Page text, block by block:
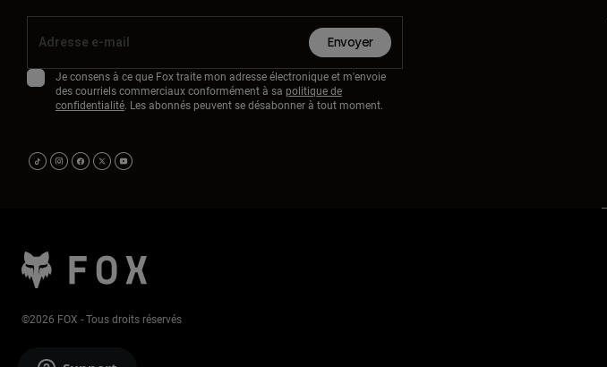
Envoyer
Je consens à ce que Fox traite mon adresse électronique et m'envoie
des courriels commerciaux conformément à sa politique de
confidentialité. Les abonnés peuvent se désabonner à tout moment.
©2026 FOX - Tous droits réservés